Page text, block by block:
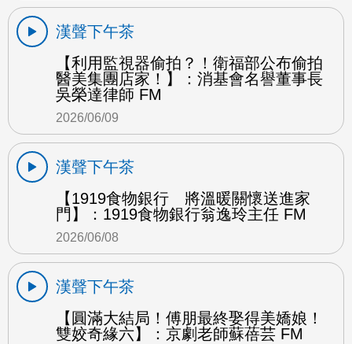
漢聲下午茶
【利用監視器偷拍？！衛福部公布偷拍
醫美集團店家！】：消基會名譽董事長
吳榮達律師 FM
2026/06/09
漢聲下午茶
【1919食物銀行 將溫暖關懷送進家
門】：1919食物銀行翁逸玲主任 FM
2026/06/08
漢聲下午茶
【圓滿大結局！傅朋最終娶得美嬌娘！
雙姣奇緣六】：京劇老師蘇蓓芸 FM